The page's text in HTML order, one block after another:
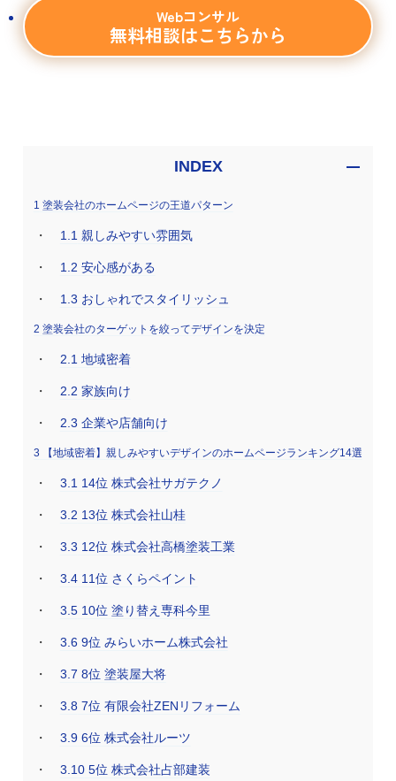
Webコンサル
無料相談はこちらから
INDEX
1 塗装会社のホームページの王道パターン
1.1親しみやすい雰囲気
1.2 安心感がある
1.3 おしゃれでスタイリッシュ
2 塗装会社のターゲットを絞ってデザインを決定
2.1地域密着
2.2 家族向け
2.3 企業や店舗向け
3 【地域密着】親しみやすいデザインのホームページランキング14選
3.114位 株式会社サガテクノ
3.2 13位 株式会社山桂
3.3 12位 株式会社高橋塗装工業
3.411位 さくらペイント
3.510位 塗り替え専科今里
3.69位 みらいホーム株式会社
3.7 8位 塗装屋大将
3.8 7位 有限会社ZENリフォーム
3.96位 株式会社ルーツ
3.105位 株式会社占部建装